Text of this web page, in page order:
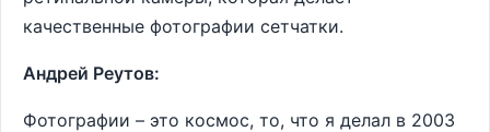
качественные фотографии сетчатки.
Андрей Реутов:
Фотографии – это космос, то, что я делал в 2003